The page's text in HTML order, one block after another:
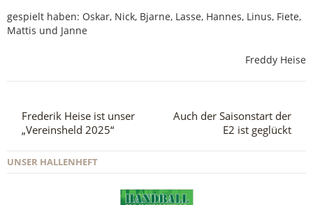
gespielt haben: Oskar, Nick, Bjarne, Lasse, Hannes, Linus, Fiete,
Mattis und Janne
Freddy Heise
Frederik Heise ist unser
„Vereinsheld 2025“
Auch der Saisonstart der
E2 ist geglückt
UNSER HALLENHEFT